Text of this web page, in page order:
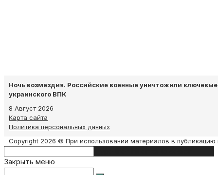
Ночь возмездия. Российские военные уничтожили
украинского ВПК
8 Август 2026
Карта сайта
Политика персональных данных
Copyright 2026 © При использовании материалов в
this
Закрыть меню